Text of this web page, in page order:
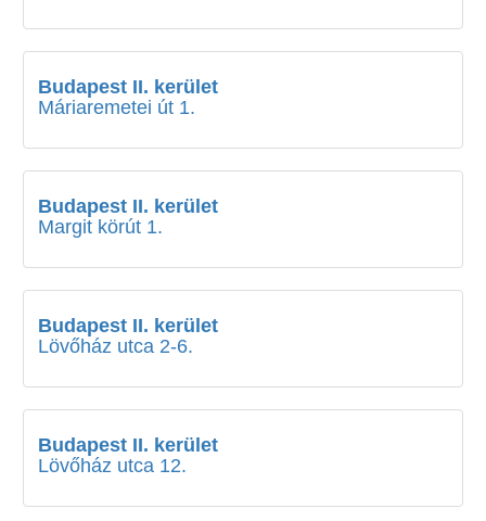
Budapest II. kerület
Máriaremetei út 1.
Budapest II. kerület
Margit körút 1.
Budapest II. kerület
Lövőház utca 2-6.
Budapest II. kerület
Lövőház utca 12.